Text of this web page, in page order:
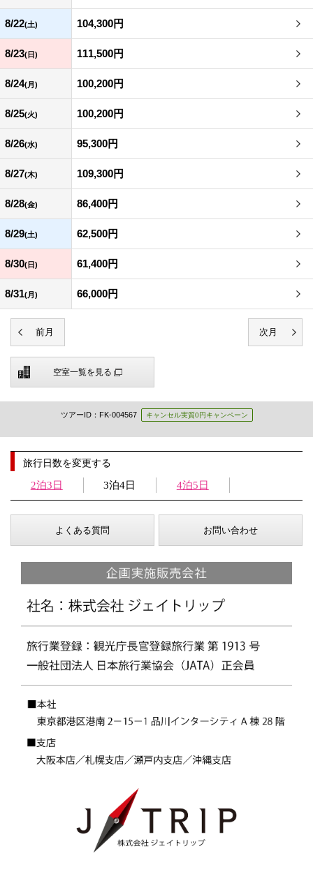
8/22(土) 104,300円
8/23(日) 111,500円
8/24(月) 100,200円
8/25(火) 100,200円
8/26(水) 95,300円
8/27(木) 109,300円
8/28(金) 86,400円
8/29(土) 62,500円
8/30(日) 61,400円
8/31(月) 66,000円
空室一覧を見る
ツアーID：FK-004567 キャンセル実質0円キャンペーン
旅行日数を変更する
2泊3日 3泊4日 4泊5日
よくある質問 お問い合わせ